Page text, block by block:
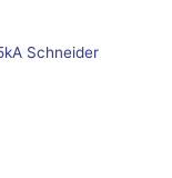
Schneider